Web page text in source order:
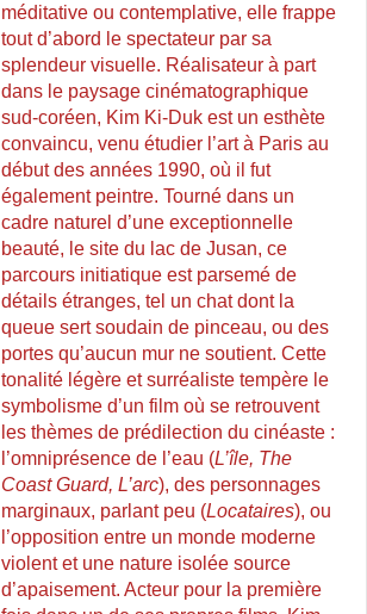
méditative ou contemplative, elle frappe
tout d’abord le spectateur par sa
splendeur visuelle. Réalisateur à part
dans le paysage cinématographique
sud-coréen, Kim Ki-Duk est un esthète
convaincu, venu étudier l’art à Paris au
début des années 1990, où il fut
également peintre. Tourné dans un
cadre naturel d’une exceptionnelle
beauté, le site du lac de Jusan, ce
parcours initiatique est parsemé de
détails étranges, tel un chat dont la
queue sert soudain de pinceau, ou des
portes qu’aucun mur ne soutient. Cette
tonalité légère et surréaliste tempère le
symbolisme d’un film où se retrouvent
les thèmes de prédilection du cinéaste :
l’omniprésence de l’eau (L’île, The
Coast Guard, L’arc), des personnages
marginaux, parlant peu (Locataires), ou
l’opposition entre un monde moderne
violent et une nature isolée source
d’apaisement. Acteur pour la première